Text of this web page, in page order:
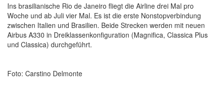
Ins brasilianische Rio de Janeiro fliegt die Airline drei Mal pro
Woche und ab Juli vier Mal. Es ist die erste Nonstopverbindung
zwischen Italien und Brasilien. Beide Strecken werden mit neuen
Airbus A330 in Dreiklassenkonfiguration (Magnifica, Classica Plus
und Classica) durchgeführt.
Foto: Carstino Delmonte